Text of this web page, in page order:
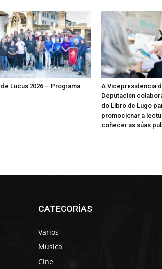
Lucus 2026 – Programa
A Vicepresidencia
Deputación
do Libro de Lugo
promocionar a
coñecer as súas
CATEGORÍAS
Varios
Música
Cine